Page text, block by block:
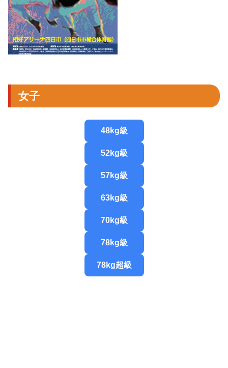
女子
48kg級
52kg級
57kg級
63kg級
70kg級
78kg級
78kg超級